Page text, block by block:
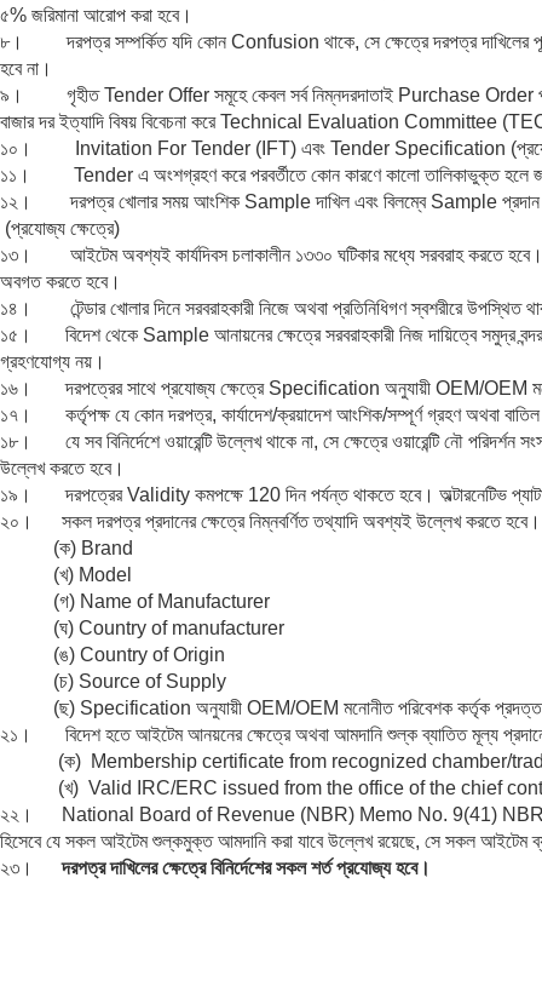
৫% জরিমানা আরোপ করা হবে।
৮। দরপত্র সম্পর্কিত যদি কোন Confusion থাকে, সে ক্ষেত্রে দরপত্র দাখিলের
হবে না।
৯। গৃহীত Tender Offer সমূহে কেবল সর্ব নিম্নদরদাতাই Purchase Order
বাজার দর ইত্যাদি বিষয় বিবেচনা করে Technical Evaluation Committee (TEC)
১০। Invitation For Tender (IFT) এবং Tender Specification (প্রযোজ্য
১১। Tender এ অংশগ্রহণ করে পরবর্তীতে কোন কারণে কালো তালিকাভুক্ত হলে
১২। দরপত্র খোলার সময় আংশিক Sample দাখিল এবং বিলম্বে Sample প্রদান
(প্রযোজ্য ক্ষেত্রে)
১৩। আইটেম অবশ্যই কার্যদিবস চলাকালীন ১৩৩০ ঘটিকার মধ্যে সরবরাহ করতে হবে।
অবগত করতে হবে।
১৪। টেন্ডার খোলার দিনে সরবরাহকারী নিজে অথবা প্রতিনিধিগণ স্বশরীরে উপস্থিত
১৫। বিদেশ থেকে Sample আনায়নের ক্ষেত্রে সরবরাহকারী নিজ দায়িত্বে সমুদ্র
গ্রহণযোগ্য নয়।
১৬। দরপত্রের সাথে প্রযোজ্য ক্ষেত্রে Specification অনুযায়ী OEM/OEM
১৭। কর্তৃপক্ষ যে কোন দরপত্র, কার্যাদেশ/ক্রয়াদেশ আংশিক/সম্পূর্ণ গ্রহণ অথবা বাতিল
১৮। যে সব বিনির্দেশে ওয়ারেন্টি উল্লেখ থাকে না, সে ক্ষেত্রে ওয়ারেন্টি নৌ পরিদর্শন
উল্লেখ করতে হবে।
১৯। দরপত্রের Validity কমপক্ষে 120 দিন পর্যন্ত থাকতে হবে। অল্টারনেটিভ
২০। সকল দরপত্র প্রদানের ক্ষেত্রে নিম্নবর্ণিত তথ্যাদি অবশ্যই উল্লেখ করতে হবে।
(ক) Brand
(খ) Model
(গ) Name of Manufacturer
(ঘ) Country of manufacturer
(ঙ) Country of Origin
(চ) Source of Supply
(ছ) Specification অনুযায়ী OEM/OEM মনোনীত পরিবেশক কর্তৃক প্রদত্ত সনদ
২১। বিদেশ হতে আইটেম আনয়নের ক্ষেত্রে অথবা আমদানি শুল্ক ব্যাতিত মূল্য প্রদানের
(ক) Membership certificate from recognized chamber/
(খ) Valid IRC/ERC issued from the office of the chief
২২। National Board of Revenue (NBR) Memo No. 9(41) NBR/
হিসেবে যে সকল আইটেম শুল্কমুক্ত আমদানি করা যাবে উল্লেখ রয়েছে, সে সকল
২৩।দরপত্র দাখিলের ক্ষেত্রে বিনির্দেশের সকল শর্ত প্রযোজ্য হবে।